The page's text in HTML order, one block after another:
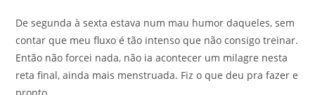
De segunda à sexta estava num mau humor daqueles, sem
contar que meu fluxo é tão intenso que não consigo treinar.
Então não forcei nada, não ia acontecer um milagre nesta
reta final, ainda mais menstruada. Fiz o que deu pra fazer e